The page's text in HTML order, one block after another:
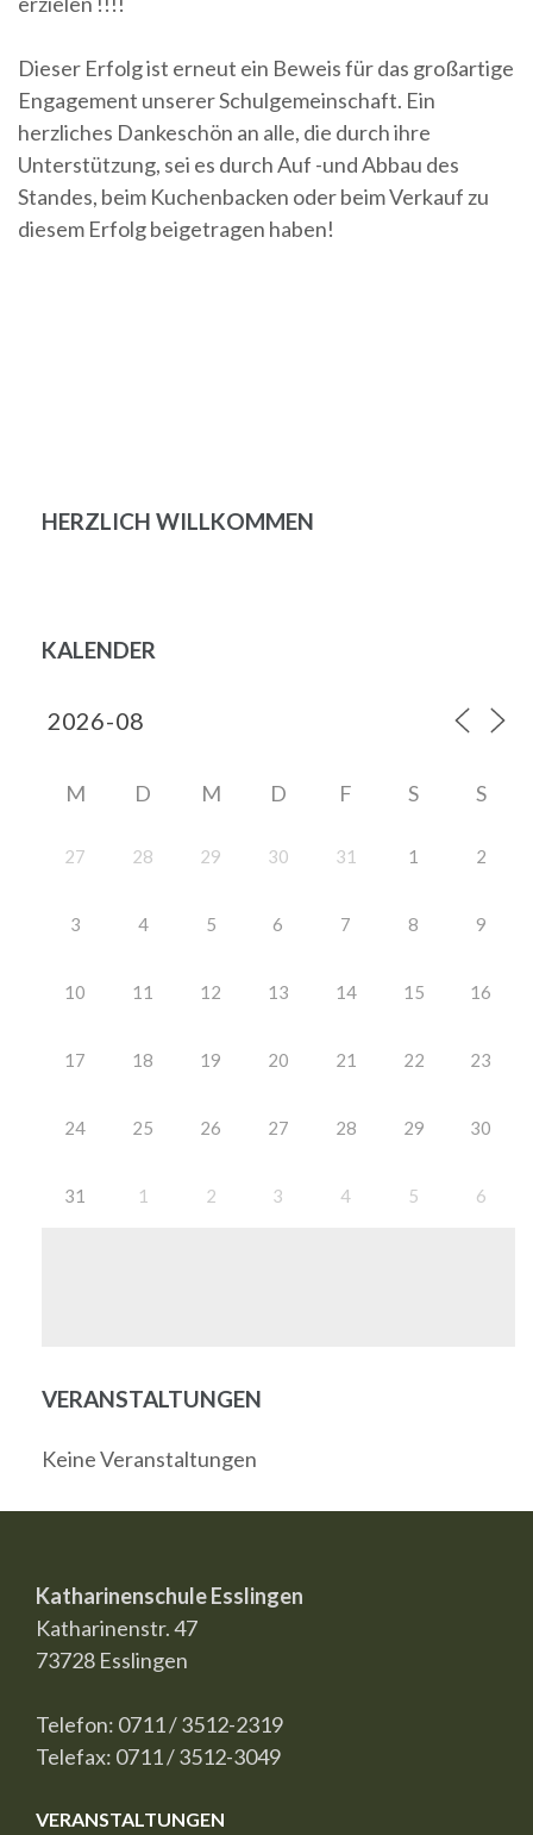
Dieser Erfolg ist erneut ein Beweis für das großartige
Engagement unserer Schulgemeinschaft. Ein
herzliches Dankeschön an alle, die durch ihre
Unterstützung, sei es durch Auf -und Abbau des
Standes, beim Kuchenbacken oder beim Verkauf zu
diesem Erfolg beigetragen haben!
HERZLICH WILLKOMMEN
KALENDER
M D M D F S S
27 28 29 30 31 1 2
3 4 5 6 7 8 9
10 11 12 13 14 15 16
17 18 19 20 21 22 23
24 25 26 27 28 29 30
31 1 2 3 4 5 6
VERANSTALTUNGEN
Keine Veranstaltungen
Katharinenschule Esslingen
Katharinenstr. 47
73728 Esslingen
Telefon: 0711 / 3512-2319
Telefax: 0711 / 3512-3049
VERANSTALTUNGEN